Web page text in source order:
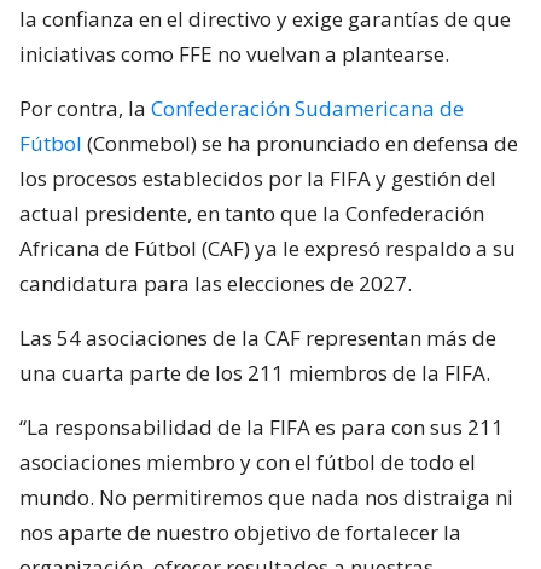
la confianza en el directivo y exige garantías de que
iniciativas como FFE no vuelvan a plantearse.
Por contra, la Confederación Sudamericana de
Fútbol (Conmebol) se ha pronunciado en defensa de
los procesos establecidos por la FIFA y gestión del
actual presidente, en tanto que la Confederación
Africana de Fútbol (CAF) ya le expresó respaldo a su
candidatura para las elecciones de 2027.
Las 54 asociaciones de la CAF representan más de
una cuarta parte de los 211 miembros de la FIFA.
“La responsabilidad de la FIFA es para con sus 211
asociaciones miembro y con el fútbol de todo el
mundo. No permitiremos que nada nos distraiga ni
nos aparte de nuestro objetivo de fortalecer la